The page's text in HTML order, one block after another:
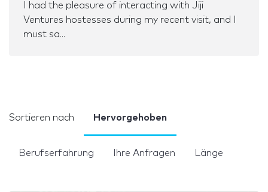
I had the pleasure of interacting with Jiji
Ventures hostesses during my recent visit, and I
must sa...
Sortieren nach Hervorgehoben
Berufserfahrung Ihre Anfragen Länge